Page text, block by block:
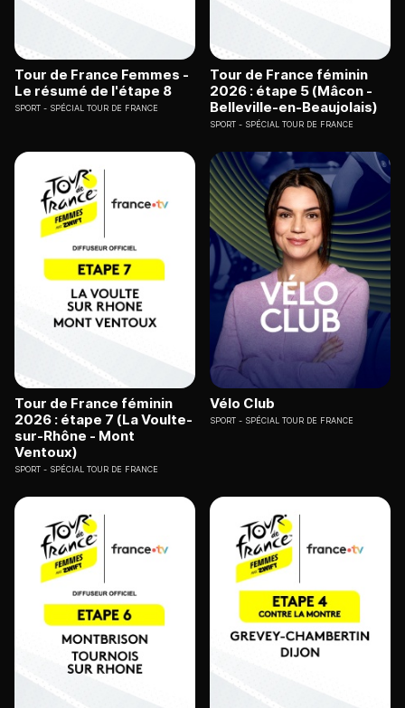
Tour de France Femmes -
Le résumé de l'étape 8
SPORT SPÉCIAL TOUR DE FRANCE
Tour de France féminin
2026 : étape 5 (Mâcon -
Belleville-en-Beaujolais)
SPORT SPÉCIAL TOUR DE FRANCE
Tour de France féminin
2026 : étape 7 (La Voulte-
sur-Rhône - Mont
Ventoux)
SPORT SPÉCIAL TOUR DE FRANCE
Vélo Club
SPORT SPÉCIAL TOUR DE FRANCE